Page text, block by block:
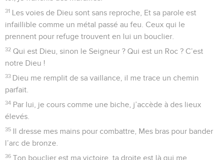
10 Il descend, et les cieux s’inclinent, l’obscurité est à ses
pieds.
11 Un chérubin est sa monture, il vole sur l’aile du vent.
12 Il s’enveloppe de ténèbres et se cache dans leurs replis,
Dans l’obscurité de la pluie et dans des nuages opaques.
13 Devant l’éclat de sa présence, s’allument de brillants
éclairs, Ses nuées viennent et déferlent, lançant grêle et
gerbes de feu.
14 Au ciel, déchaînant la tempête, la foudre de Dieu retentit,
La voix du Dieu très-haut résonne parmi la grêle et dans le
feu.
15 Soudain, il décoche ses flèches pour disperser mes